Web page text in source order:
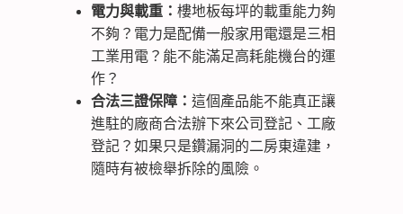
電力與載重： 樓地板每坪的載重能力夠
不夠？電力是配備一般家用電還是三相
工業用電？能不能滿足高耗能機台的運
作？
合法三證保障： 這個產品能不能真正讓
進駐的廠商合法辦下來公司登記、工廠
登記？如果只是鑽漏洞的二房東違建，
隨時有被檢舉拆除的風險。